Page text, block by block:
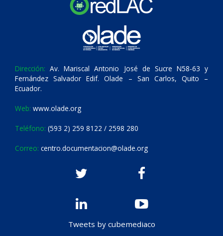
Dirección: Av. Mariscal Antonio José de Sucre N58-63 y
Fernández Salvador Edif. Olade – San Carlos, Quito –
Ecuador.
Web: www.olade.org
Teléfono: (593 2) 259 8122 / 2598 280
Correo: centro.documentacion@olade.org
Tweets by cubemediaco